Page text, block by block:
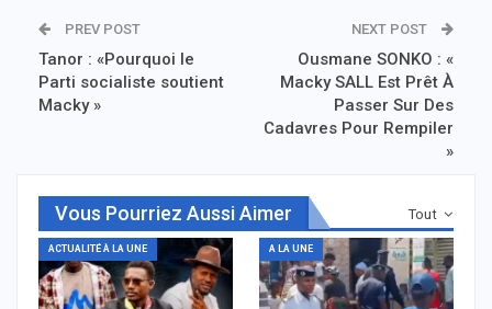
PREV POST
Tanor : «Pourquoi le
Parti socialiste soutient
Macky »
NEXT POST
Ousmane SONKO : «
Macky SALL Est Prêt À
Passer Sur Des
Cadavres Pour Rempiler
»
Tout
Vous Pourriez Aussi Aimer
ACTUALITÉ À LA UNE A LA UNE